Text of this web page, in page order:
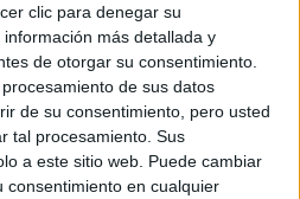
clic para denegar su
más detallada y
de otorgar su consentimiento.
de sus datos
de su consentimiento, pero usted
tal procesamiento. Sus
a este sitio web. Puede cambiar
en cualquier